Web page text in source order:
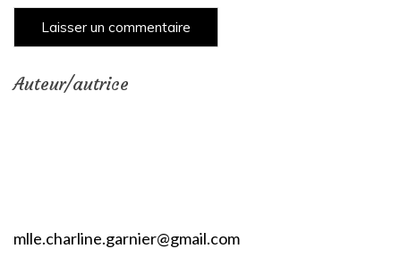
Auteur/autrice
mlle.charline.garnier@gmail.com